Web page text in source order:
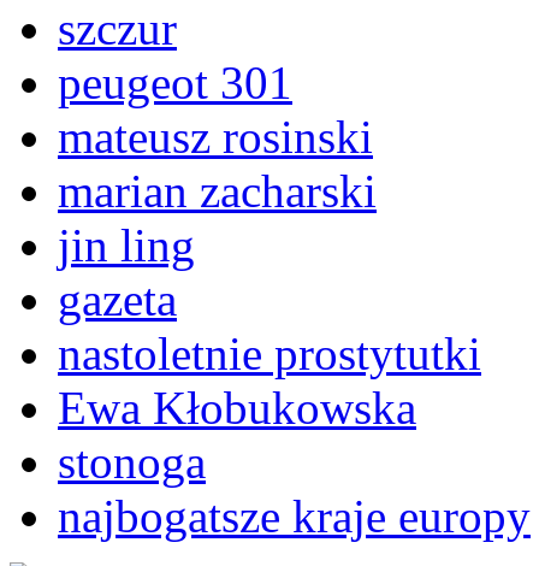
szczur
peugeot 301
mateusz rosinski
marian zacharski
jin ling
gazeta
nastoletnie prostytutki
Ewa Kłobukowska
stonoga
najbogatsze kraje europy